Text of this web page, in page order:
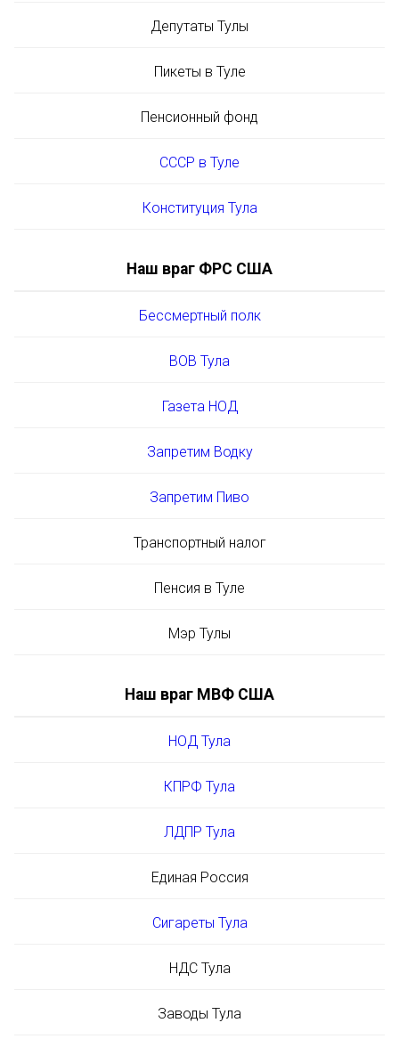
Депутаты Тулы
Пикеты в Туле
Пенсионный фонд
СССР в Туле
Конституция Тула
Наш враг ФРС США
Бессмертный полк
ВОВ Тула
Газета НОД
Запретим Водку
Запретим Пиво
Транспортный налог
Пенсия в Туле
Мэр Тулы
Наш враг МВФ США
НОД Тула
КПРФ Тула
ЛДПР Тула
Единая Россия
Сигареты Тула
НДС Тула
Заводы Тула